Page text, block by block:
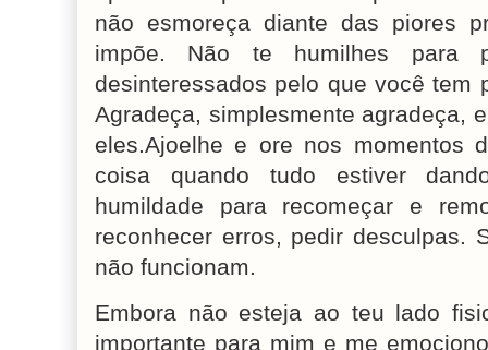
não esmoreça diante das piores
impõe. Não te humilhes para
desinteressados pelo que você tem
Agradeça, simplesmente agradeça,
eles.Ajoelhe e ore nos momentos
coisa quando tudo estiver
humildade para recomeçar e
reconhecer erros, pedir desculpas.
não funcionam.
Embora não esteja ao teu lado
importante para mim e me